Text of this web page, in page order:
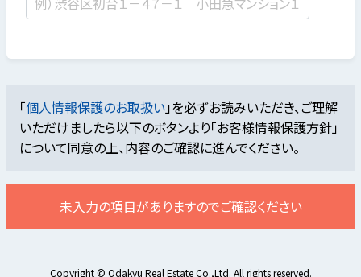
「個人情報保護のお取扱い」を必ずお読みいただき、ご理解
いただけましたら以下のボタンより「お客様情報保護方針」
について同意の上、内容のご確認に進んでください。
未入力の項目がありますのでご確認ください
Copyright © Odakyu Real Estate Co.,Ltd. All rights reserved.